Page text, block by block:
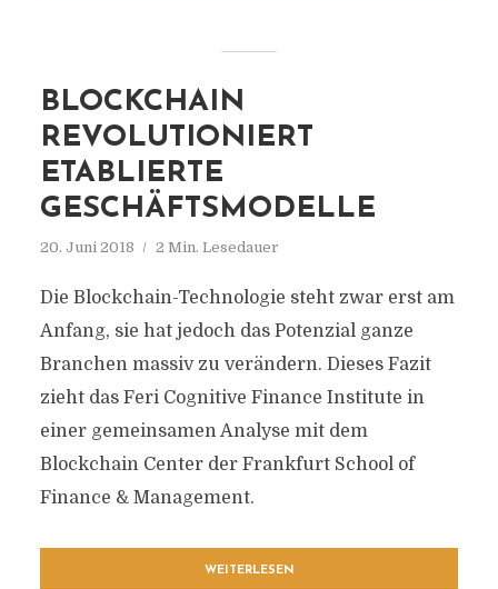
BLOCKCHAIN
REVOLUTIONIERT
ETABLIERTE
GESCHÄFTSMODELLE
20. Juni 2018 2 Min. Lesedauer
Die Blockchain-Technologie steht zwar erst am
Anfang, sie hat jedoch das Potenzial ganze
Branchen massiv zu verändern. Dieses Fazit
zieht das Feri Cognitive Finance Institute in
einer gemeinsamen Analyse mit dem
Blockchain Center der Frankfurt School of
Finance & Management.
WEITERLESEN